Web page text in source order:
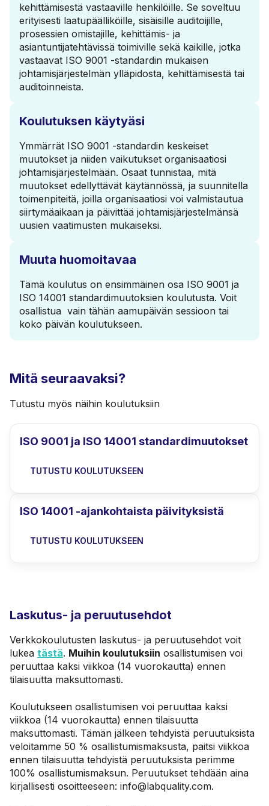
kehittämisestä vastaaville henkilöille. Se soveltuu
erityisesti laatupäälliköille, sisäisille auditoijille,
prosessien omistajille, kehittämis- ja
asiantuntijatehtävissä toimiville sekä kaikille, jotka
vastaavat ISO 9001 -standardin mukaisen
johtamisjärjestelmän ylläpidosta, kehittämisestä tai
auditoinneista.
Koulutuksen käytyäsi
Ymmärrät ISO 9001 -standardin keskeiset
muutokset ja niiden vaikutukset organisaatiosi
johtamisjärjestelmään. Osaat tunnistaa, mitä
muutokset edellyttävät käytännössä, ja suunnitella
toimenpiteitä, joilla organisaatiosi voi valmistautua
siirtymäaikaan ja päivittää johtamisjärjestelmänsä
uusien vaatimusten mukaiseksi.
Muuta huomoitavaa
Tämä koulutus on ensimmäinen osa ISO 9001 ja
ISO 14001 standardimuutoksien koulutusta. Voit
osallistua vain tähän aamupäivän sessioon tai
koko päivän koulutukseen.
Mitä seuraavaksi?
Tutustu myös näihin koulutuksiin
ISO 9001 ja ISO 14001 standardimuutokset
TUTUSTU KOULUTUKSEEN
ISO 14001 -ajankohtaista päivityksistä
TUTUSTU KOULUTUKSEEN
Laskutus- ja peruutusehdot
Verkkokoulutusten laskutus- ja peruutusehdot voit
lukea tästä. Muihin koulutuksiin osallistumisen voi
peruuttaa kaksi viikkoa (14 vuorokautta) ennen
tilaisuutta maksuttomasti.
Koulutukseen osallistumisen voi peruuttaa kaksi
viikkoa (14 vuorokautta) ennen tilaisuutta
maksuttomasti. Tämän jälkeen tehdyistä peruutuksista
veloitamme 50 % osallistumismaksusta, paitsi viikkoa
ennen tilaisuutta tehdyistä peruutuksista perimme
100% osallistumismaksun. Peruutukset tehdään aina
kirjallisesti osoitteeseen: info@labquality.com.